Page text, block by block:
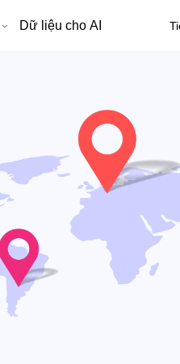
Dữ liệu cho AI